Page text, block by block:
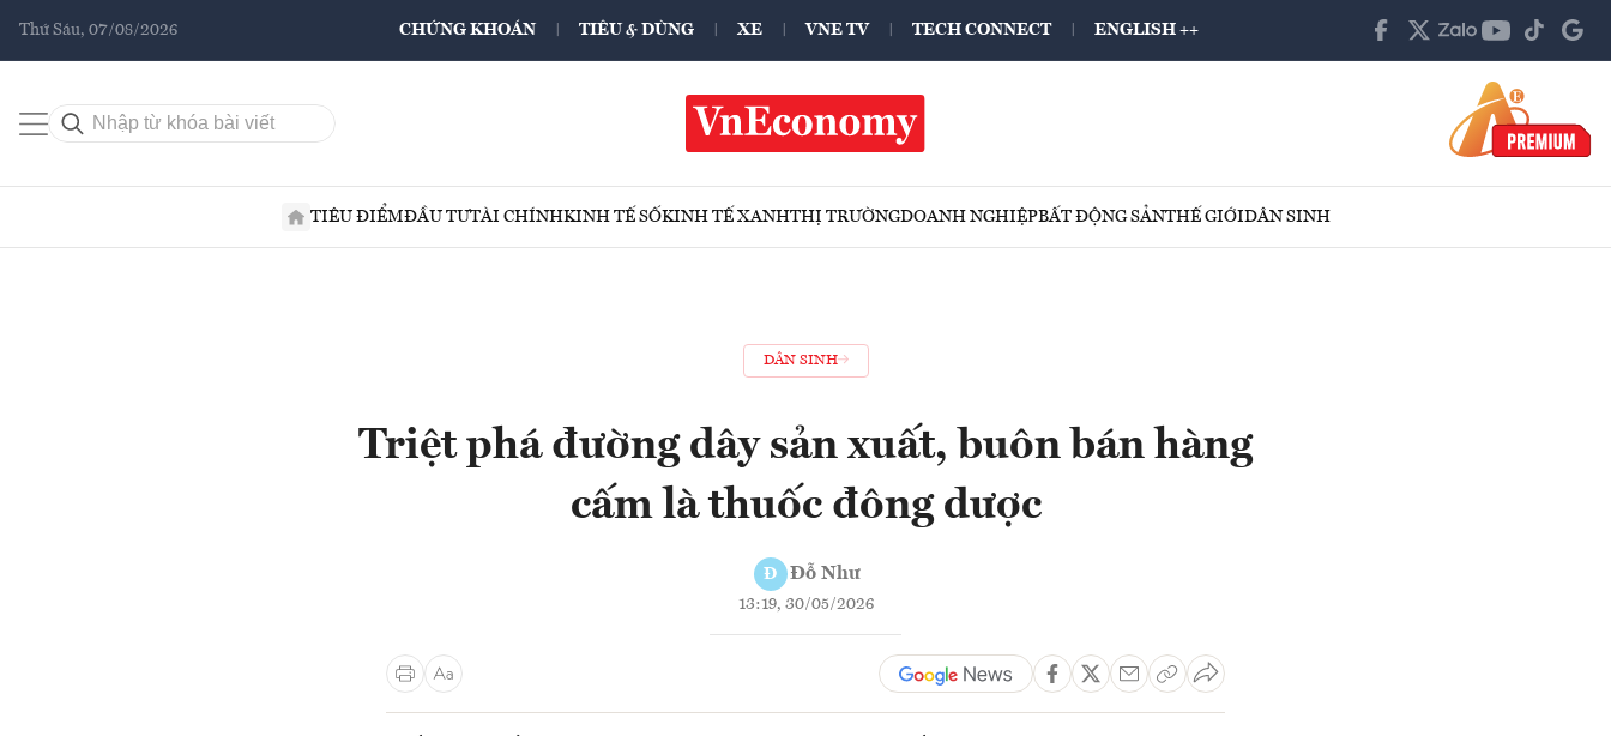
Thứ Sáu, 07/08/2026 CHỨNG KHOÁN TIÊU & DÙNG XE VNE TV TECH CONNECT ENGLISH ++
TIÊU ĐIỂMĐẦU TƯTÀI CHÍNHKINH TẾ SỐKINH TẾ XANHTHỊ TRƯỜNGDOANH NGHIỆPBẤT ĐỘNG SẢNTHẾ GIỚIDÂN SINH
DÂN SINH
Triệt phá đường dây sản xuất, buôn bán hàng
cấm là thuốc đông dược
Đ Đỗ Như
13:19, 30/05/2026